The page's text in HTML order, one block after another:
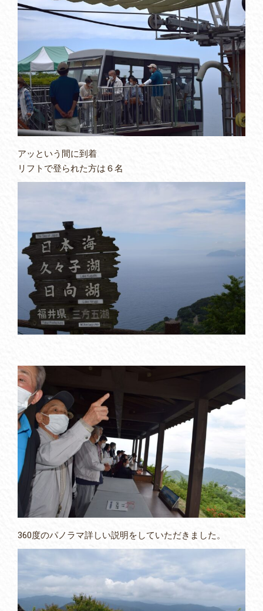
アッという間に到着
リフトで登られた方は６名
360度のパノラマ詳しい説明をしていただきました。